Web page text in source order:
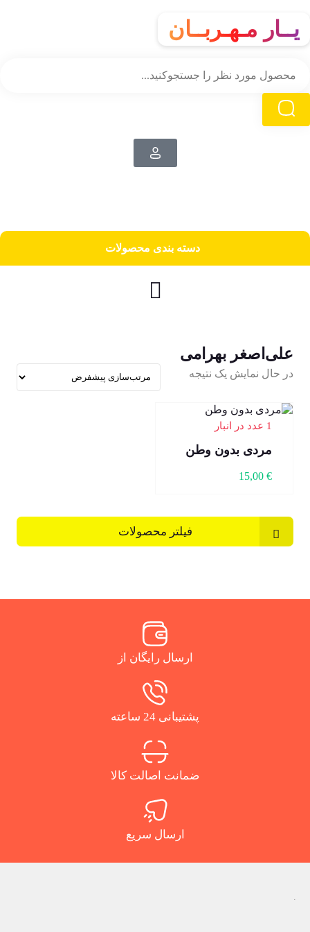
یــار مـهـربــان
دسته‌ بندی محصولات
علی‌اصغر بهرامی
در حال نمایش یک نتیجه
1 عدد در انبار
مردی بدون وطن
15,00 €
فیلتر محصولات
ارسال رایگان از
پشتیبانی 24 ساعته
ضمانت اصالت کالا
ارسال سریع
.